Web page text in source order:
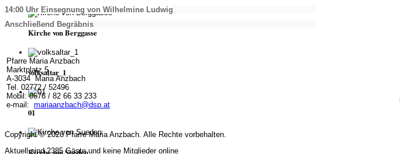
Kirche von Berggasse
volksaltar_1
01
14:00 Uhr Einsegnung von Wilhelmine Ludwig
Anschließend Begräbnis
Pfarre Maria Anzbach
Marktplatz 5
A-3034 Maria Anzbach
Tel. 02772 / 52496
Mobil: 0676 / 82 66 33 233
e-mail: mariaanzbach@dsp.at
Copyright © 2026 Pfarre Maria Anzbach. Alle Rechte vorbehalten.
Aktuell sind 2385 Gäste und keine Mitglieder online